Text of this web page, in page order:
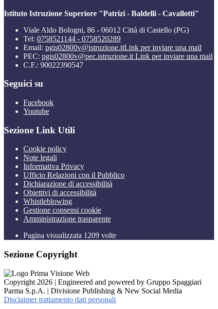
Istituto Istruzione Superiore "Patrizi - Baldelli - Cavallotti"
Viale Aldo Bologni, 86 - 06012 Città di Castello (PG)
Tel: 0758521144 - 0758520289
Email: pgis02800v@istruzione.itLink per inviare una mail
PEC: pgis02800v@pec.istruzione.it Link per inviare una mail
C.F.: 90022390547
Seguici su
Facebook
Youtube
Sezione Link Utili
Cookie policy
Note legali
Informativa Privacy
Ufficio Relazioni con il Pubblico
Dichiarazione di accessibilità
Obiettivi di accessibilità
Whistleblowing
Gestione consensi cookie
Amministrazione trasparente
Pagina visualizzata 1209 volte
Sezione Copyright
Copyright 2026 | Engineered and powered by Gruppo Spaggiari
Parma S.p.A. | Divisione Publishing & New Social Media
Disclaimer trattamento dati personali